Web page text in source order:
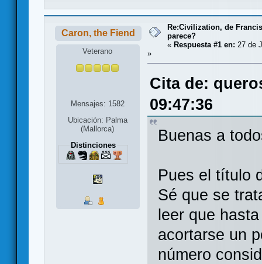
Caron, the Fiend
Veterano
Mensajes: 1582
Ubicación: Palma
(Mallorca)
Distinciones
Re:Civilization, de
parece?
« Respuesta #1 en: 27 de
»
Cita de:
09:47:36
Buenas a
Pues el título
Sé que se
leer que
acortarse un
número